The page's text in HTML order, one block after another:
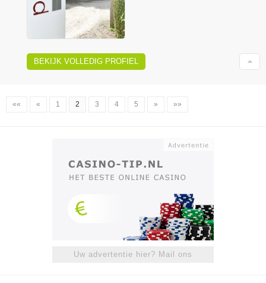
BEKIJK VOLLEDIG PROFIEL
«« « 1 2 3 4 5 » »»
Uw advertentie hier? Mail ons